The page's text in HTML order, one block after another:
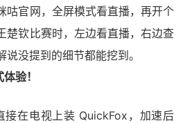
咕官网，全屏模式看直播，再开个
楚钦比赛时，左边看直播，右边查
没提到的细节都能挖到。
验！
接在电视上装 QuickFox，加速后